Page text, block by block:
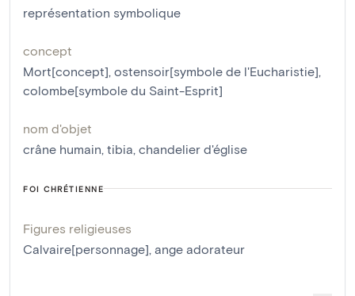
représentation symbolique
concept
Mort[concept] ostensoir[symbole de l'Eucharistie]
colombe[symbole du Saint-Esprit]
nom d'objet
crâne humain tibia chandelier d'église
FOI CHRÉTIENNE
Figures religieuses
Calvaire[personnage] ange adorateur